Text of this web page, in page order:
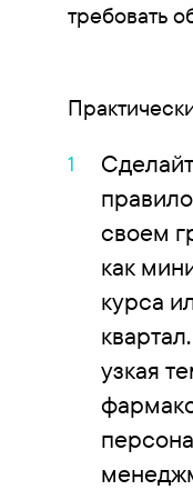
требовать
своем
как
курса
узкая